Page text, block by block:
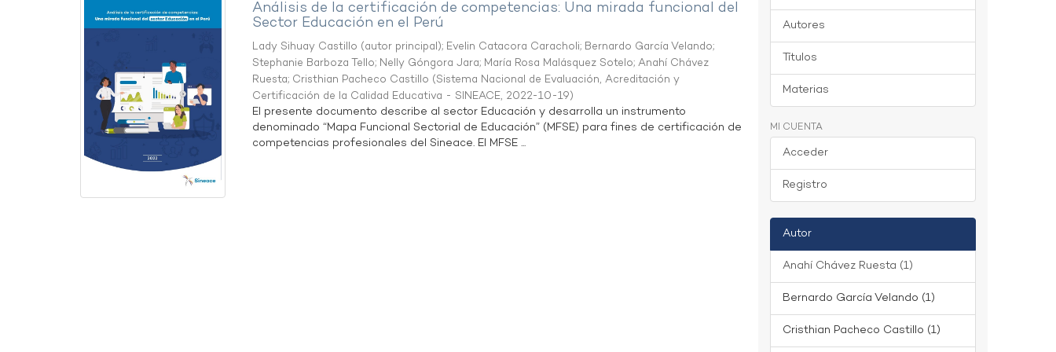
Análisis de la certificación de competencias: Una mirada funcional del
Sector Educación en el Perú
Lady Sihuay Castillo (autor principal); Evelin Catacora Caracholi; Bernardo García Velando;
Stephanie Barboza Tello; Nelly Góngora Jara; María Rosa Malásquez Sotelo;Anahí Chávez
Ruesta; Cristhian Pacheco Castillo (Sistema Nacional de Evaluación, Acreditación y
Certificación de la Calidad Educativa - SINEACE, 2022-10-19)
El presente documento describe al sector Educación y desarrolla un instrumento
denominado “Mapa Funcional Sectorial de Educación” (MFSE) para fines de certificación de
competencias profesionales del Sineace. El MFSE ...
Autores
Títulos
Materias
MI CUENTA
Acceder
Registro
Autor
Anahí Chávez Ruesta (1)
Bernardo García Velando (1)
Cristhian Pacheco Castillo (1)